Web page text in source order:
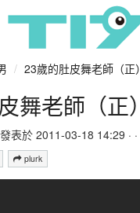
/ 23歲的肚皮舞老師（正）
舞老師（正）
發表於 2011-03-18 14:29 · ·
plurk